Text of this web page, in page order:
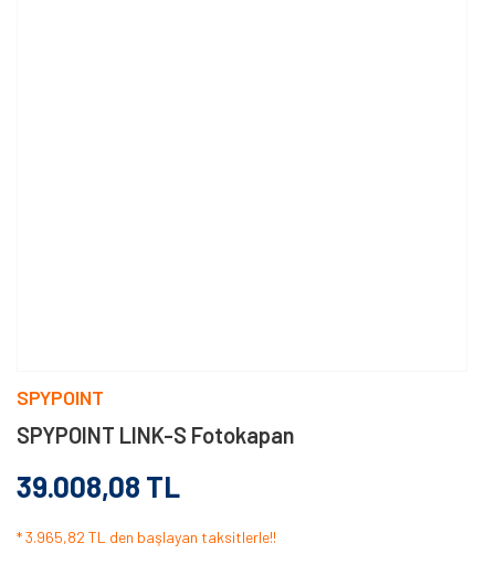
SPYPOINT
SPYPOINT LINK-S Fotokapan
39.008,08 TL
* 3.965,82 TL den başlayan taksitlerle!!